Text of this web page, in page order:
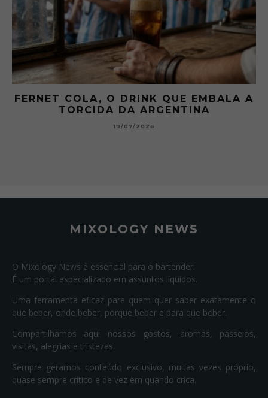
FERNET COLA, O DRINK QUE EMBALA A
TORCIDA DA ARGENTINA
19/07/2026
MIXOLOGY NEWS
O Mixology News é essencial para o bartender.
É um portal especializado em assuntos líquidos.
Uma ferramenta eficaz para quem quer saber exatamente o
que beber, onde beber, porque beber e para que beber.
Compartilhamos aqui nossos gostos, aromas, passeios,
visitas, alegrias e tristezas.
Sempre geramos conteúdo exclusivo, muitas vezes próprio,
quase sempre crítico e de vez em quando crica.